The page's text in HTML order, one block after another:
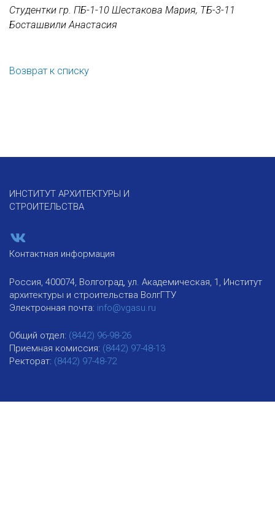
Студентки гр. ПБ-1-10 Шестакова Мария, ТБ-3-11
Босташвили Анастасия
Возврат к списку
ИНСТИТУТ АРХИТЕКТУРЫ И
СТРОИТЕЛЬСТВА
Контактная информация
Россия, 400074, Волгоград, ул. Академическая, 1, Институт
архитектуры и строительства ВолгГТУ
Электронная почта: info@vgasu.ru
Общий отдел: (8442) 96-98-26
Приемная комиссия: (8442) 97-48-13
Ректорат: (8442) 97-48-72